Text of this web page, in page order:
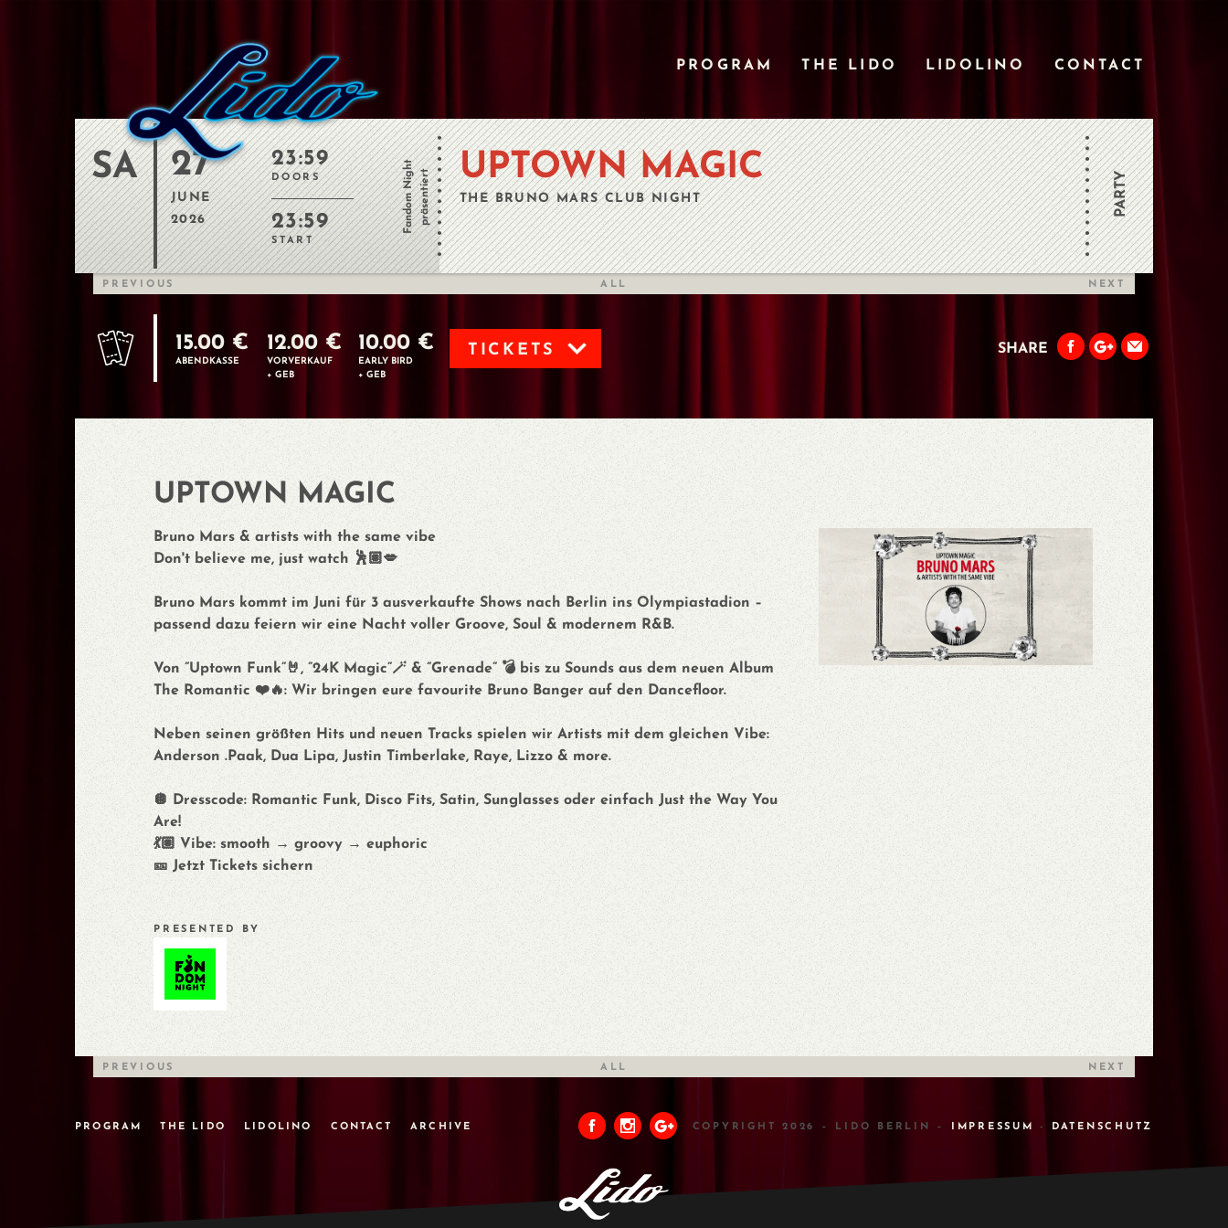
PROGRAM THE LIDO LIDOLINO CONTACT
SA 27
JUNE
2026
23:59
DOORS
23:59
START
Fandom Nightpräsentiert UPTOWN MAGIC
THE BRUNO MARS CLUB NIGHT PARTY
PREVIOUS ALL NEXT
15.00 €
ABENDKASSE
12.00 €
VORVERKAUF
+ GEB
10.00 €
EARLY BIRD
+ GEB
TICKETS SHARE
UPTOWN MAGIC
Bruno Mars & artists with the same vibe
Don't believe me, just watch 🕺🏽💋
Bruno Mars kommt im Juni für 3 ausverkaufte Shows nach Berlin ins Olympiastadion –
passend dazu feiern wir eine Nacht voller Groove, Soul & modernem R&B.
Von ”Uptown Funk”🤘, ”24K Magic”🪄 & ”Grenade” 💣 bis zu Sounds aus dem neuen Album
The Romantic ❤️🔥: Wir bringen eure favourite Bruno Banger auf den Dancefloor.
Neben seinen größten Hits und neuen Tracks spielen wir Artists mit dem gleichen Vibe:
Anderson .Paak, Dua Lipa, Justin Timberlake, Raye, Lizzo & more.
🪩 Dresscode: Romantic Funk, Disco Fits, Satin, Sunglasses oder einfach Just the Way You
Are!
💃🏽 Vibe: smooth → groovy → euphoric
🎫 Jetzt Tickets sichern
PRESENTED BY
PREVIOUS ALL NEXT
PROGRAM THE LIDO LIDOLINO CONTACT ARCHIVE COPYRIGHT 2026 – LIDO BERLIN – IMPRESSUM - DATENSCHUTZ